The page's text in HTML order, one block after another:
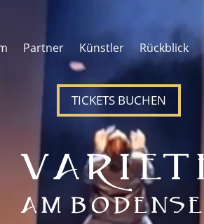
Partner Künstler Rückblick
TICKETS BUCHEN